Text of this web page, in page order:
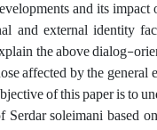
and its
and external identity
the above dialog-
affected by the
of this paper is to
soleimani based